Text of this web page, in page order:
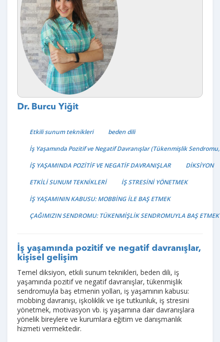
Dr. Burcu Yiğit
Etkili sunum teknikleri
beden dili
İş Yaşamında Pozitif ve Negatif Davranışlar (Tükenmişlik
İŞ YAŞAMINDA POZİTİF VE NEGATİF DAVRANIŞLAR
DİKSİYON
ETKİLİ SUNUM TEKNİKLERİ
İŞ STRESİNİ YÖNETMEK
İŞ YAŞAMININ KABUSU: MOBBİNG İLE BAŞ ETMEK
ÇAĞIMIZIN SENDROMU: TÜKENMİŞLİK SENDROMUYLA BAŞ ETMEK
İş yaşamında pozitif ve negatif davranışlar,
kişisel gelişim
Temel diksiyon, etkili sunum teknikleri, beden dili, iş
yaşamında pozitif ve negatif davranışlar, tükenmişlik
sendromuyla baş etmenin yolları, iş yaşamının kabusu:
mobbing davranışı, işkoliklik ve işe tutkunluk, iş stresini
yönetmek, motivasyon vb. iş yaşamına dair davranışlara
yönelik bireylere ve kurumlara eğitim ve danışmanlık
hizmeti vermektedir.